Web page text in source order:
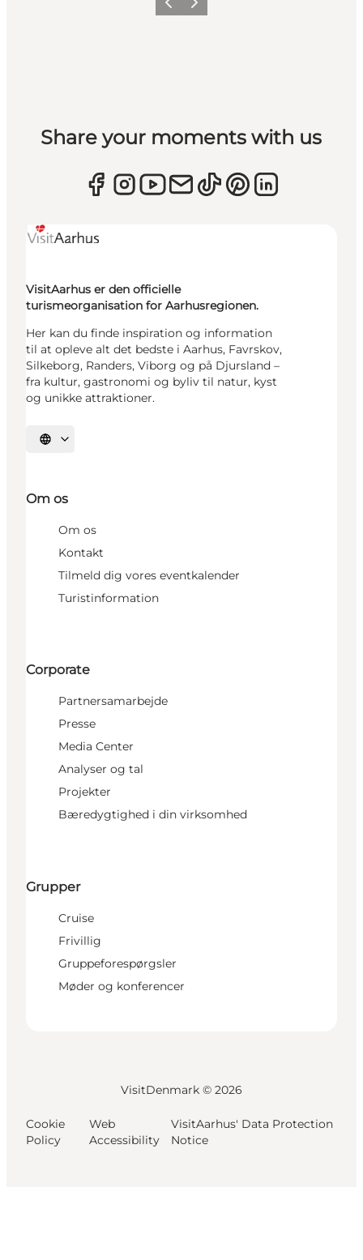
ForrigeNæste
Share your moments with us
VisitAarhus er den officielle
turismeorganisation for Aarhusregionen.
Her kan du finde inspiration og information
til at opleve alt det bedste i Aarhus, Favrskov,
Silkeborg, Randers, Viborg og på Djursland –
fra kultur, gastronomi og byliv til natur, kyst
og unikke attraktioner.
Vælg sprog
Om os
Om os
Kontakt
Tilmeld dig vores eventkalender
Turistinformation
Corporate
Partnersamarbejde
Presse
Media Center
Analyser og tal
Projekter
Bæredygtighed i din virksomhed
Grupper
Cruise
Frivillig
Gruppeforespørgsler
Møder og konferencer
VisitDenmark © 2026
Cookie
Policy
Web
Accessibility
VisitAarhus' Data Protection
Notice